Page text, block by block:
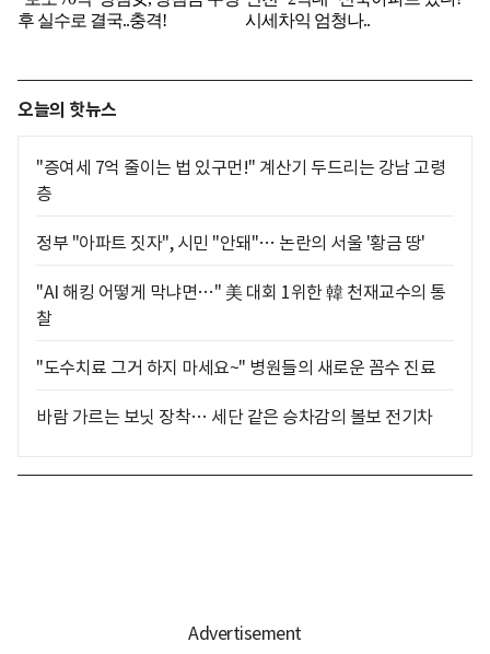
오늘의 핫뉴스
"증여세 7억 줄이는 법 있구먼!" 계산기 두드리는 강남 고령
층
정부 "아파트 짓자", 시민 "안돼"… 논란의 서울 '황금 땅'
"AI 해킹 어떻게 막냐면…" 美 대회 1위한 韓 천재교수의 통
찰
"도수치료 그거 하지 마세요~" 병원들의 새로운 꼼수 진료
바람 가르는 보닛 장착… 세단 같은 승차감의 볼보 전기차